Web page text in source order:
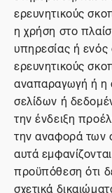
ερευνητικούς
η χρήση στο
υπηρεσίας ή ενός
ερευνητικούς
αναπαραγωγή ή
σελίδων ή
την ένδειξη
την αναφορά των
αυτά
προϋπόθεση ότι
σχετικά